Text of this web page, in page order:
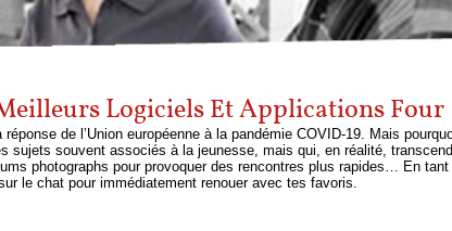
Logiciels Et Applications Four
de l’Union européenne à la pandémie COVID-19. Mais
sujets souvent associés à la jeunesse, mais qui, en réalité,
photographs pour provoquer des rencontres plus rapides… En tant
le chat pour immédiatement renouer avec tes favoris.